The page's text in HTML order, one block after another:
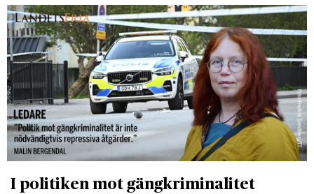
I politiken mot gängkriminalitet